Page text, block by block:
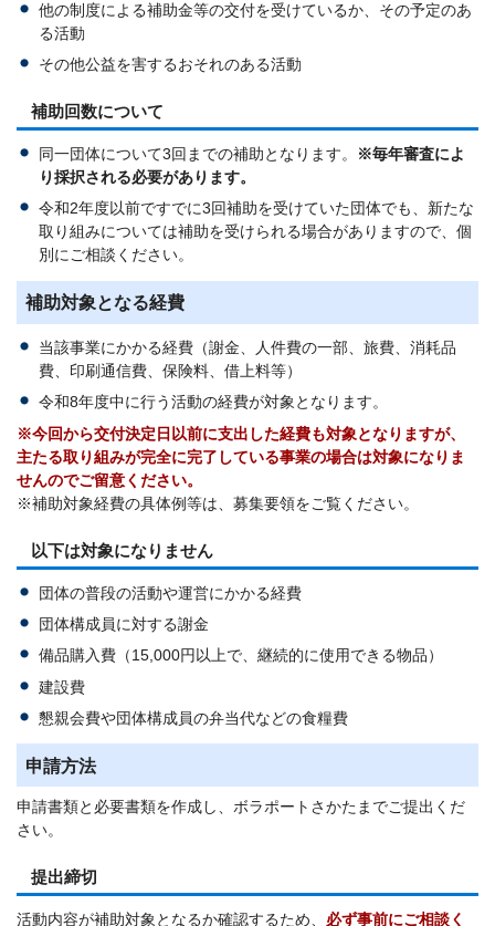
他の制度による補助金等の交付を受けているか、その予定のあ
る活動
その他公益を害するおそれのある活動
補助回数について
同一団体について3回までの補助となります。
※毎年審査によ
り採択される必要があります。
令和2年度以前ですでに3回補助を受けていた団体でも、新たな
取り組みについては補助を受けられる場合がありますので、個
別にご相談ください。
補助対象となる経費
当該事業にかかる経費（謝金、人件費の一部、旅費、消耗品
費、印刷通信費、保険料、借上料等）
令和8年度中に行う活動の経費が対象となります。
※今回から交付決定日以前に支出した経費も対象となりますが、
主たる取り組みが完全に完了している事業の場合は対象になりま
せんのでご留意ください。
※補助対象経費の具体例等は、募集要領をご覧ください。
以下は対象になりません
団体の普段の活動や運営にかかる経費
団体構成員に対する謝金
備品購入費（15,000円以上で、継続的に使用できる物品）
建設費
懇親会費や団体構成員の弁当代などの食糧費
申請方法
申請書類と必要書類を作成し、ボラポートさかたまでご提出くだ
さい。
提出締切
活動内容が補助対象となるか確認するため、 必ず事前にご相談く